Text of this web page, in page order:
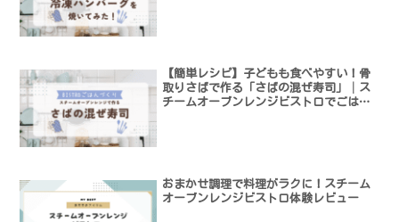
【簡単レシピ】子どもも食べやすい！骨
取りさばで作る「さばの混ぜ寿司」│ス
チームオーブンレンジビストロでごはん
おまかせ調理で料理がラクに！スチーム
オーブンレンジビストロ体験レビュー